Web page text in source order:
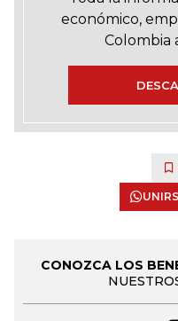
económico,
Colombia
CONOZCA LOS